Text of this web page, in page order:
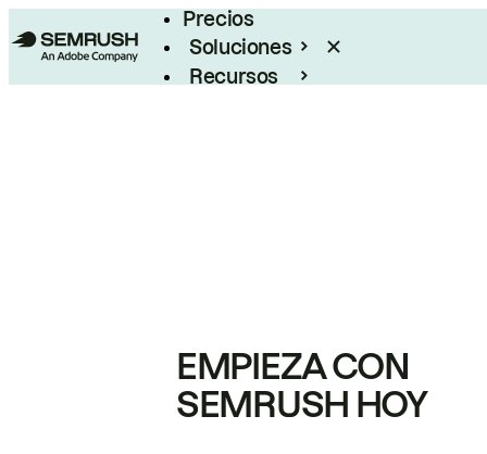
Precios
Soluciones
Recursos
EMPIEZA CON
SEMRUSH HOY